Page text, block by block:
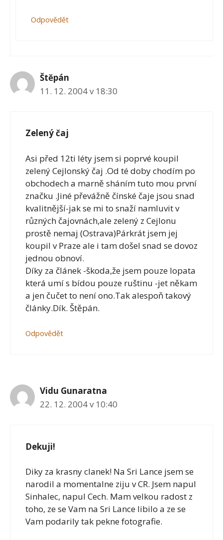
Odpovědět
Štěpán
11. 12. 2004 v 18:30
Zelený čaj
Asi před 12ti léty jsem si poprvé koupil
zelený Cejlonský čaj .Od té doby chodím po
obchodech a marně sháním tuto mou první
značku .Jiné převážně čínské čaje jsou snad
kvalitnější-jak se mi to snaží namluvit v
různých čajovnách,ale zelený z Cejlonu
prostě nemaj (Ostrava)Párkrát jsem jej
koupil v Praze ale i tam došel snad se dovoz
jednou obnoví.
Díky za článek -škoda,že jsem pouze lopata
která umí s bídou pouze ruštinu -jet někam
a jen čučet to není ono.Tak alespoň takový
články.Dík. Štěpán.
Odpovědět
Vidu Gunaratna
22. 12. 2004 v 10:40
Dekuji!
Diky za krasny clanek! Na Sri Lance jsem se
narodil a momentalne ziju v CR. Jsem napul
Sinhalec, napul Cech. Mam velkou radost z
toho, ze se Vam na Sri Lance libilo a ze se
Vam podarily tak pekne fotografie.